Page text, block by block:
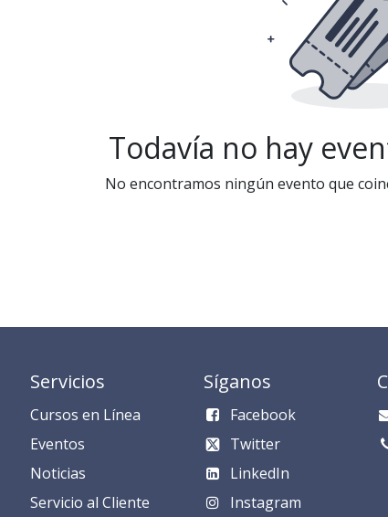
Todavía no hay
No encontramos ningún evento que
Servicios
​​​​​​​​​C​​ur​sos en​ ​L​í​ne​a​
​​E​​​​​v​ent​os​​​
​​​​​​N​o​t​ic​ia​s​
​​​​​​​​​​​​​​​​S​e​r​v​i​ci​o​ a​l ​Cl​ien​t​e​
Síganos
Facebook
Twitter
LinkedIn
Instagram